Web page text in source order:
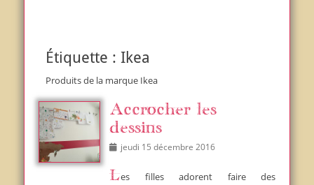
Étiquette : Ikea
Produits de la marque Ikea
Accrocher les
dessins
Postedjeudi 15 décembre 2016
Les filles adorent faire des